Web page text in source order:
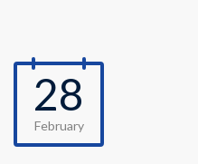
28
February